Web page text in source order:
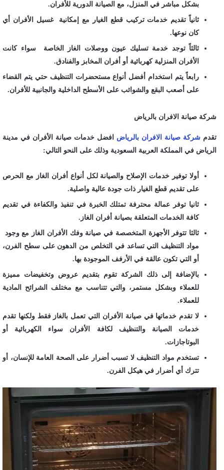
بشكل مباشر في المنزل، مع الصيانة الدورية للأفران.
ثانياً تقديم خدمات تركيب قطع الغيار مع إمكانية غسيل الأفران أي
كان نوعها.
ثالثاً توجد خدمة تسليك عيون ووصلات الغاز الخاصة سواء كانت
الأفران المنزلية كهربائية أو أفران المخابز والفنادق.
رابعاً يتم استخدام أفضل أنواع مستحضرات التنظيف حتي يتم القضاء
على أصعب البقع والشوائب على الأسطح الداخلية والجانبية للأفران.
شركة صيانة الافران بالرياض
تقدم شركة صيانة الافران بالرياض افضل خدمات صيانة الأفران في مدينة
الرياض في المملكة العربية السعودية وذلك على النحو التالي:
أولا توفير خدمات الإصلاح والصيانة لكل أنواع أفران الغاز مع الحرص
على تقديم قطع الغيار ذات جودة عالية واصلية.
ثانيا توفر عمالة محترفة تمتلك الخبرة في تنفيذ والكفاءة في تقديم
كافة الخدمات المتعلقة بصيانة أفران الغاز.
ثالثا تتوفر الأجهزة المتخصصة في صيانة وفك الأفران الغاز مع وجود
مواد التنظيف التي تساعد في التخلص من الدهون على سطح الفرن،
أو التي تكون عالقة في الأرفف الموجودة بها.
بالإضافة إلى ذلك الشركة تقوم بتقديم عروض وتخفيضات مميزة
للعملاء وبشكل مستمر، والتي تتناسب مع مختلف الشرائح المادية
للعملاء.
لا تقدم خدماتها في صيانة الأفران التي تعمل بالغاز فقط ولكنها تقدم
خدمات الصيانة والتنظيف لكافة الأفران سواء الكهربائية أو
البوتاجازات.
تستخدم مواد التنظيف لا تسبب أضرار على الصحة العامة للإنسان، أو
تترك أي أضرار في هيكل الفرن.